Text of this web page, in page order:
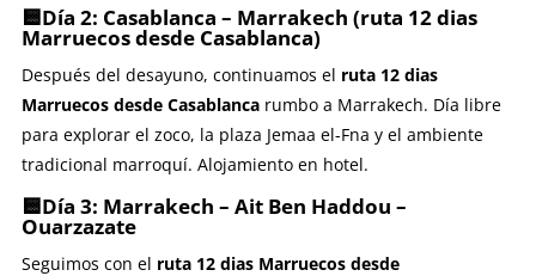
🟨Día 2: Casablanca – Marrakech (ruta 12 dias
Marruecos desde Casablanca)
Después del desayuno, continuamos el ruta 12 dias
Marruecos desde Casablancarumbo a Marrakech. Día libre
para explorar el zoco, la plaza Jemaa el-Fna y el ambiente
tradicional marroquí. Alojamiento en hotel.
🟨Día 3: Marrakech – Ait Ben Haddou –
Ouarzazate
Seguimos con el ruta 12 dias Marruecos desde